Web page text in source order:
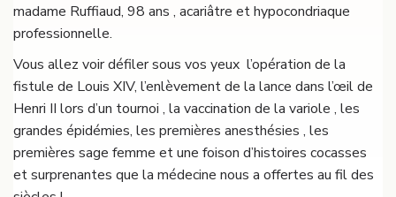
madame Ruffiaud, 98 ans , acariâtre et hypocondriaque
professionnelle.
Vous allez voir défiler sous vos yeux l’opération de la
fistule de Louis XIV, l’enlèvement de la lance dans l’œil de
Henri II lors d’un tournoi , la vaccination de la variole , les
grandes épidémies, les premières anesthésies , les
premières sage femme et une foison d’histoires cocasses
et surprenantes que la médecine nous a offertes au fil des